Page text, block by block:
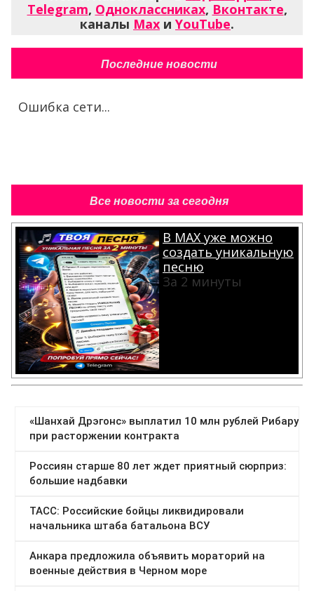
Telegram, Одноклассниках, Вконтакте,
каналы Max и YouTube.
Последние новости
Ошибка сети...
Все новости за сегодня
В MAX уже можно
создать уникальную
песню
За 2 минуты